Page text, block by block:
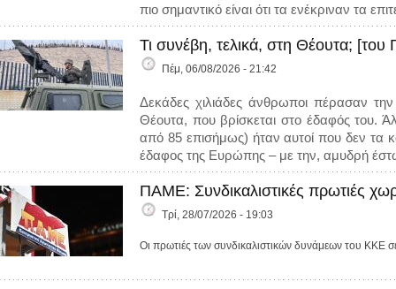
πιο σημαντικό είναι ότι τα ενέκριναν τα
Τι συνέβη, τελικά, στη Θέουτα;
Πέμ, 06/08/2026 - 21:42
Δεκάδες χιλιάδες άνθρωποι πέρασαν
Θέουτα, που βρίσκεται στο έδαφός του.
από 85 επισήμως) ήταν αυτοί που δεν τα
έδαφος της Ευρώπης – με την, αμυδρή
ΠΑΜΕ: Συνδικαλιστικές πρωτιές
Τρί, 28/07/2026 - 19:03
Οι πρωτιές των συνδικαλιστικών δυνάμεων του ΚΚΕ